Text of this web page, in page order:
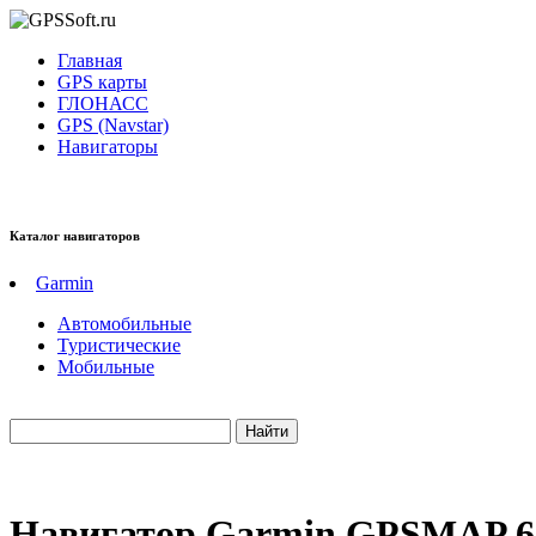
Главная
GPS карты
ГЛОНАСС
GPS (Navstar)
Навигаторы
Каталог навигаторов
Garmin
Автомобильные
Туристические
Мобильные